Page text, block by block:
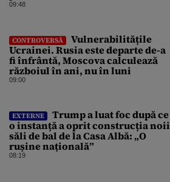
09:48
CONTROVERSĂ
Vulnerabilitățile
Ucrainei. Rusia este departe de-a
fi înfrântă, Moscova calculează
războiul în ani, nu în luni
09:00
EXTERNE
Trump a luat foc după ce
o instanță a oprit construcția noii
săli de bal de la Casa Albă: „O
rușine națională”
08:19